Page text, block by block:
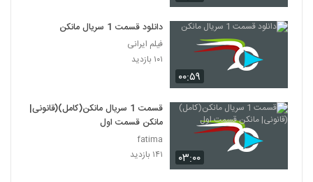
۰۰:۵۹
دانلود قسمت 1 سریال مانکن
فیلم ایرانی
۱۰۱ بازدید
۰۳:۰۰
قسمت 1 سریال مانکن(کامل)(قانونی|
مانکن قسمت اول
fatima
۱۴۱ بازدید